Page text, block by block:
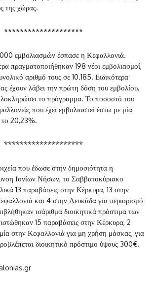
της χώρας.
********************
εμβολιασμών έσπασε η Κεφαλλονιά.
πραγματοποιήθηκαν 198 νέοι εμβολιασμοί,
αριθμό τους σε 10.185. Ειδικότερα
έχουν λάβει την πρώτη δόση του εμβολίου,
το πρόγραμμα. Το ποσοστό του
που έχει εμβολιαστεί έστω με μία
το 20,23%.
********************
που έδωσε στην δημοσιότητα η
Ιονίων Νήσων, το Σαββατοκύριακο
13 παραβάσεις στην Κέρκυρα, 13 στην
και 4 στην Λευκάδα για περιορισμό
ισάριθμα διοικητικά πρόστιμα των
15 παραβάσεις στην Κέρκυρα, 2
στην Κεφαλλονιά για μη χρήση μάσκας, για
διοικητικό πρόστιμο ύψους 300€.